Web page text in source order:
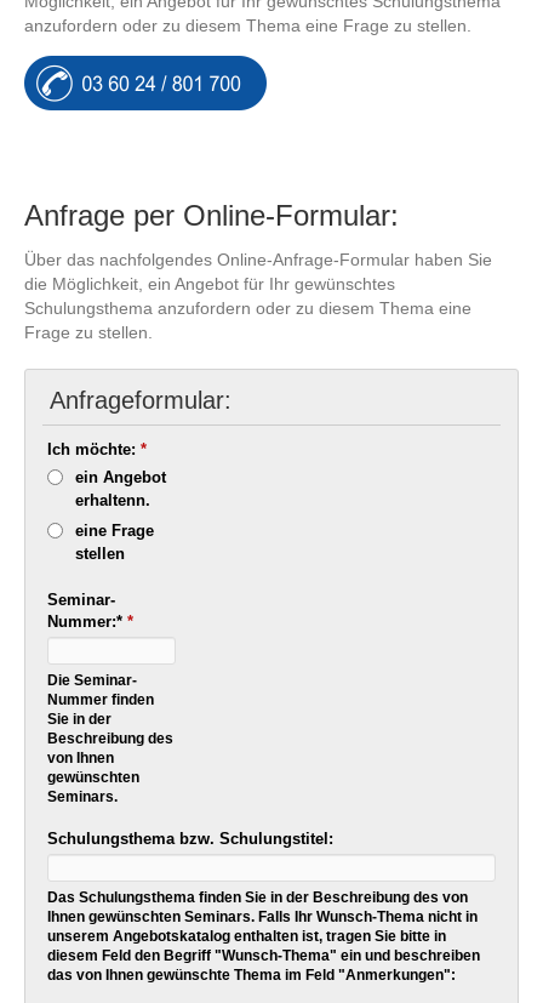
anzufordern oder zu diesem Thema eine Frage zu stellen.
Anfrage per Online-Formular:
Über das nachfolgendes Online-Anfrage-Formular haben Sie
die Möglichkeit, ein Angebot für Ihr gewünschtes
Schulungsthema anzufordern oder zu diesem Thema eine
Frage zu stellen.
Anfrageformular:
Ich möchte: *
ein Angebot
erhaltenn.
eine Frage
stellen
Seminar-
Nummer:* *
Die Seminar-
Nummer finden
Sie in der
Beschreibung des
von Ihnen
gewünschten
Seminars.
Schulungsthema bzw. Schulungstitel:
Das Schulungsthema finden Sie in der Beschreibung des von
Ihnen gewünschten Seminars. Falls Ihr Wunsch-Thema nicht in
unserem Angebotskatalog enthalten ist, tragen Sie bitte in
diesem Feld den Begriff "Wunsch-Thema" ein und beschreiben
das von Ihnen gewünschte Thema im Feld "Anmerkungen":